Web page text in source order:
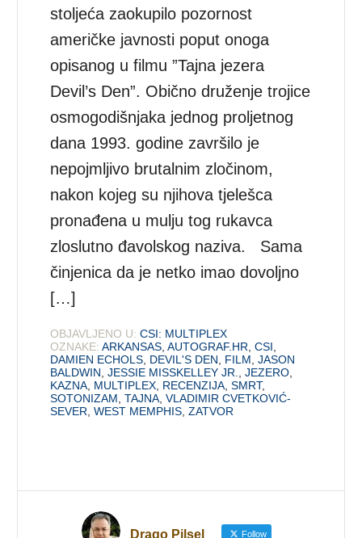
stoljeća zaokupilo pozornost
američke javnosti poput onoga
opisanog u filmu ”Tajna jezera
Devil’s Den”. Obično druženje trojice
osmogodišnjaka jednog proljetnog
dana 1993. godine završilo je
nepojmljivo brutalnim zločinom,
nakon kojeg su njihova tjelešca
pronađena u mulju tog rukavca
zloslutno đavolskog naziva. Sama
činjenica da je netko imao dovoljno
[…]
OBJAVLJENO U: CSI: MULTIPLEX
OZNAKE: ARKANSAS ,AUTOGRAF.HR ,CSI
DAMIEN ECHOLS DEVIL'S DEN FILM ,JASON
BALDWIN ,JESSIE MISSKELLEY JR. ,JEZERO
KAZNA MULTIPLEX RECENZIJA ,SMRT,
SOTONIZAM ,TAJNA ,VLADIMIR CVETKOVIĆ-
SEVER ,WEST MEMPHIS ,ZATVOR
Drago Pilsel Follow